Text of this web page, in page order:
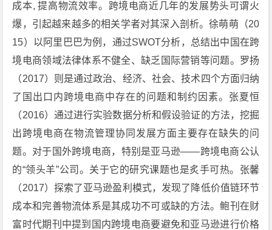
成本, 提高物流效率。跨境电商近几年的发展势头可谓火
爆，引起越来越多的相关学者对其深入剖析。徐萌萌（20
15）以阿里巴巴为例，通过SWOT分析，总结出中国在跨
境电商领域法律体系不健全、缺乏国际营销等问题。罗扬
（2017）则是通过政治、经济、社会、技术四个方面归纳
了国出口内跨境电商中存在的问题和制约因素。张夏恒
（2016）通过进行实验数据分析和假设验证的方法，挖掘
出跨境电商在物流管理协同发展方面主要存在缺失的问
题。对于国外跨境电商，特别是亚马逊——跨境电商公认
的“领头羊”公司。关于它的研究课题也是炙手可热。张馨
（2017）探索了亚马逊盈利模式，发现了降低价值链环节
成本和完善物流体系是其成功不可或缺的方法。鲍刊在财
富时代期刊中提到国内跨境电商要避免和亚马逊进行价格